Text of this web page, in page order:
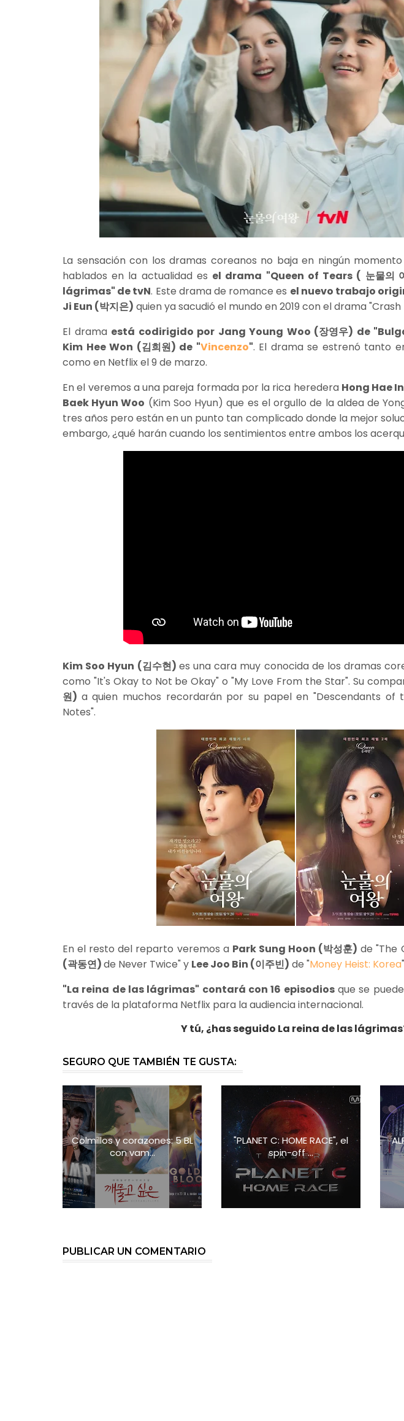
La sensación con los dramas coreanos no baja en ningún
hablados en la actualidad es el drama "Queen of Tears ( 눈물의
lágrimas" de tvN. Este drama de romance es el nuevo trabajo
Ji Eun (박지은) quien ya sacudió el mundo en 2019 con el drama "Crash
El drama está codirigido por Jang Young Woo (장영우) de
Kim Hee Won (김희원) de "Vincenzo". El drama se estrenó tanto
como en Netflix el 9 de marzo.
En el veremos a una pareja formada por la rica heredera Hong Hae In
Baek Hyun Woo (Kim Soo Hyun) que es el orgullo de la aldea de
tres años pero están en un punto tan complicado donde la mejor
embargo, ¿qué harán cuando los sentimientos entre ambos los
Kim Soo Hyun (김수현) es una cara muy conocida de los dramas
como "It's Okay to Not be Okay" o "My Love From the Star". Su
원) a quien muchos recordarán por su papel en "Descendants of
Notes".
En el resto del reparto veremos a Park Sung Hoon (박성훈) de "The
(곽동연)de Never Twice" y Lee Joo Bin (이주빈) de "Money Heist: Korea
"La reina de las lágrimas" contará con 16 episodiosque se
través de la plataforma Netflix para la audiencia internacional.
Y tú, ¿has seguido La reina de las
SEGURO QUE TAMBIÉN TE GUSTA:
Colmillos y corazones: 5 BL
con vam...
"PLANET C: HOME RACE", el
spin-off ...
PUBLICAR UN COMENTARIO